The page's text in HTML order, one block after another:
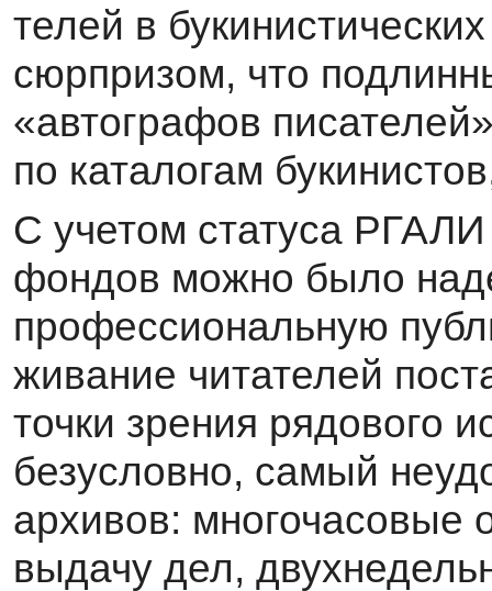
телей в
сюрпризом, что
«автографов
по ката­логам
С учетом статуса
фондов можно было
профессиональную
живание читателей
точки зрения рядового
безусловно, самый
архивов: многочасовые
выдачу дел,